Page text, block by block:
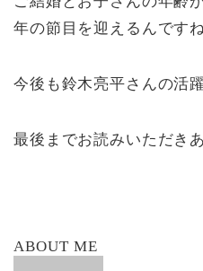
年の節目を迎えるんですね
今後も鈴木亮平さんの活
最後までお読みいただき
ABOUT ME